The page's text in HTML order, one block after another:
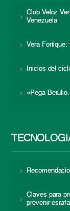
Club Veloz
Venezuela
Vera Fortique:
Inicios del
«Pega
Claves para
prevenir